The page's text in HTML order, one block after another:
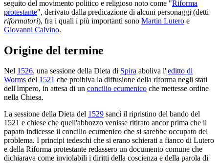
seguito del movimento politico e religioso noto come "Riforma
protestante", derivato dalla predicazione di alcuni personaggi (detti
riformatori), fra i quali i più importanti sono Martin Lutero e
Giovanni Calvino.
Origine del termine
Nel 1526, una sessione della Dieta di Spira aboliva l'|editto di
Worms del 1521 che proibiva la diffusione della riforma negli stati
dell'Impero, in attesa di un concilio ecumenico che mettesse ordine
nella Chiesa.
La sessione della Dieta del 1529 sancì il ripristino del bando del
1521 e chiese che quell'abbozzo venisse ritirato ancor prima che il
papato indicesse il concilio ecumenico che si sarebbe occupato del
problema. I principi tedeschi che si erano schierati a fianco di Lutero
e della Riforma protestante redassero un documento comune che
dichiarava come inviolabili i diritti della coscienza e della parola di